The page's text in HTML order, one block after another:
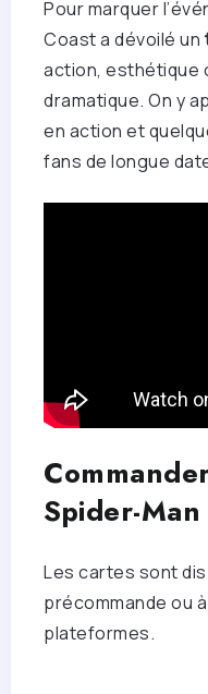
Pour marquer
Coast a dévoilé un
action, esthétique
dramatique. On y
en action et
fans de longue
Spider-
Les cartes sont
précommande ou
plateformes.